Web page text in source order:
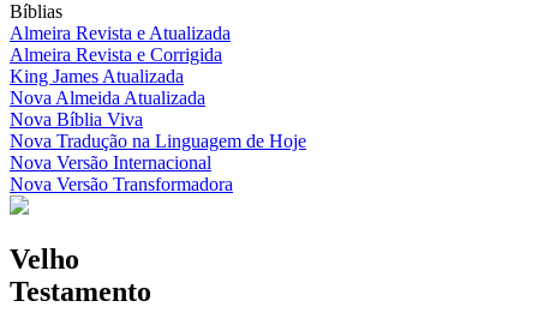
Bíblias
Almeira Revista e Atualizada
Almeira Revista e Corrigida
King James Atualizada
Nova Almeida Atualizada
Nova Bíblia Viva
Nova Tradução na Linguagem de Hoje
Nova Versão Internacional
Nova Versão Transformadora
Velho
Testamento